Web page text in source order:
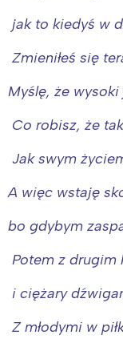
jak to kiedyś w
Zmieniłeś się
Myślę, że
Co robisz, że
Jak swym
A więc wstaję
bo gdybym
Potem z drugim
i ciężary
Z młodymi w